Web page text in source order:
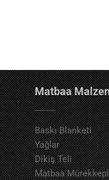
Matbaa
Baskı Blanketi
Yağlar
Dikiş Teli
Matbaa